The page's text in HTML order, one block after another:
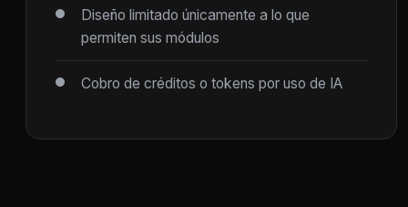
Diseño limitado únicamente a lo que
permiten sus módulos
Cobro de créditos o tokens por uso de IA